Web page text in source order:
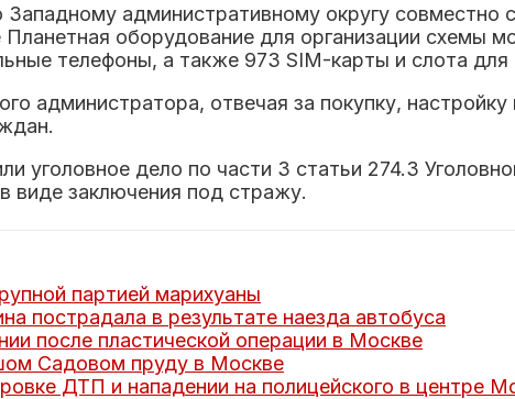
административному округу
Планетная оборудование для организации
телефоны, а также 973 SIM-карты и слота для
администратора, отвечая за покупку,
уголовное дело по части 3 статьи 274.3
виде заключения под стражу.
партией марихуаны
пострадала в результате наезда автобуса
после пластической операции в Москве
Садовом пруду в Москве
ДТП и нападении на полицейского в центре